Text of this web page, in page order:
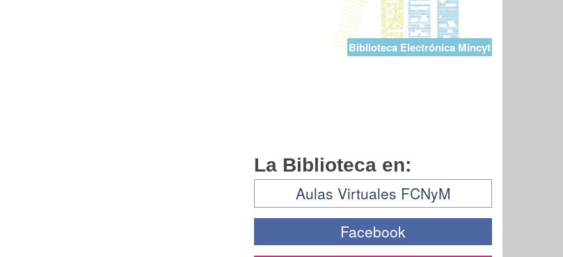
Biblioteca Electrónica Mincyt
La Biblioteca en:
Aulas Virtuales FCNyM
Facebook